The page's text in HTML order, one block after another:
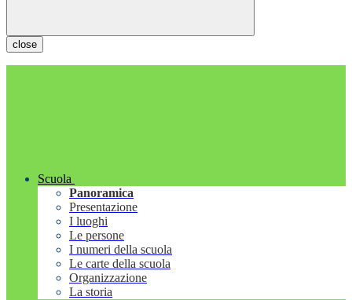
close
Scuola
Panoramica
Presentazione
I luoghi
Le persone
I numeri della scuola
Le carte della scuola
Organizzazione
La storia